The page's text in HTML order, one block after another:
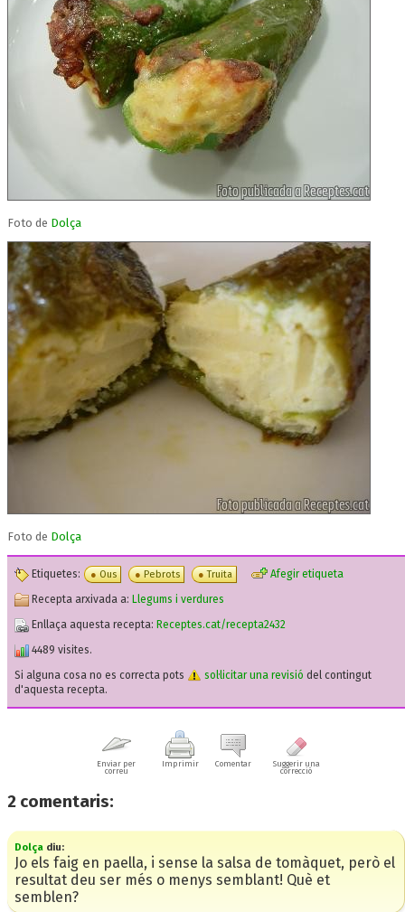
Foto de Dolça
Foto de Dolça
Etiquetes: Ous Pebrots Truita
Afegir etiqueta
Recepta arxivada a: Llegums i verdures
Enllaça aquesta recepta: Receptes.cat/recepta2432
4489 visites.
Si alguna cosa no es correcta pots
sol·licitar una revisió del contingut
d'aquesta recepta.
Enviar per
correu
Imprimir Comentar
Suggerir una
correcció
2 comentaris:
Dolça diu:
Jo els faig en paella, i sense la salsa de tomàquet, però el
resultat deu ser més o menys semblant! Què et
semblen?